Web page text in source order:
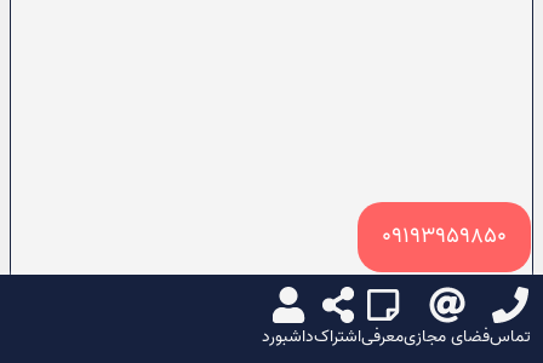
تماسفضای مجازیمعرفیاشتراکداشبورد
09193959850